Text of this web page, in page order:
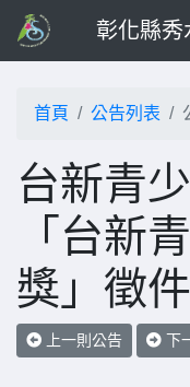
彰化縣秀
首頁 公告列表
台新青
「台新
獎」徵
上一則公告 下